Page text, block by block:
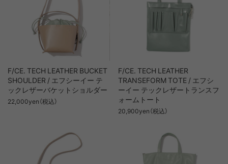
F/CE. TECH LEATHER BUCKET
SHOULDER / エフシーイー テ
ックレザーバケットショルダー
22,000yen（税込）
F/CE. TECH LEATHER
TRANSEFORM TOTE / エフシ
ーイー テックレザートランスフ
ォームトート
20,900yen（税込）